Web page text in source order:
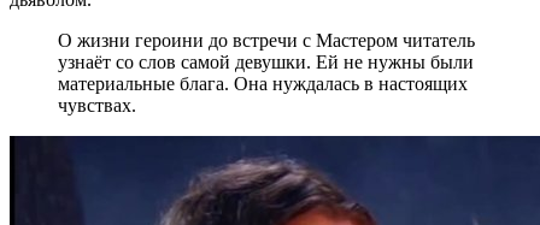
О жизни героини до встречи с Мастером читатель
узнаёт со слов самой девушки. Ей не нужны были
материальные блага. Она нуждалась в настоящих
чувствах.